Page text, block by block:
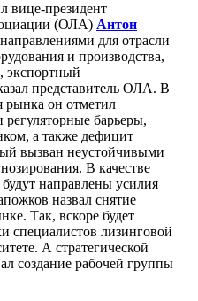
вице-президент
(ОЛА) Антон
для отрасли
и производства,
экспортный
представитель ОЛА. В
рынка он отметил
барьеры,
а также дефицит
вызван неустойчивыми
В качестве
направлены усилия
назвал снятие
Так, вскоре будет
специалистов лизинговой
А стратегической
создание рабочей группы